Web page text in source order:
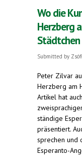
Wo die
Herzberg
Städtchen
Submitted by
Peter Zilvar
Herzberg am
Artikel hat
ständige
präsentiert.
sprechen und
Esperanto-